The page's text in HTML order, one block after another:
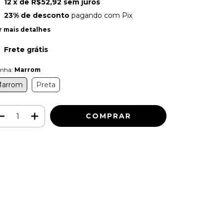
12 x de R$52,92 sem juros
23% de descontopagando com Pix
mais detalhes
Frete grátis
Marrom
Preta